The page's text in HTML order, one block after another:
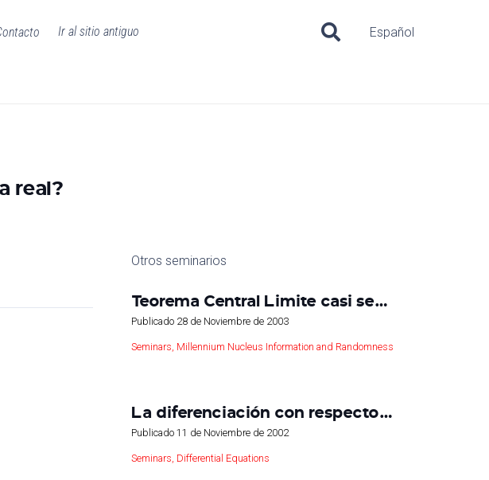
Ir al sitio antiguo Español
real?
Otros seminarios
Teorema Central Limite casi se…
Publicado 28 de Noviembre de 2003
Seminars Millennium Nucleus Information and Randomness
La diferenciación con respecto…
Publicado 11 de Noviembre de 2002
Seminars Differential Equations